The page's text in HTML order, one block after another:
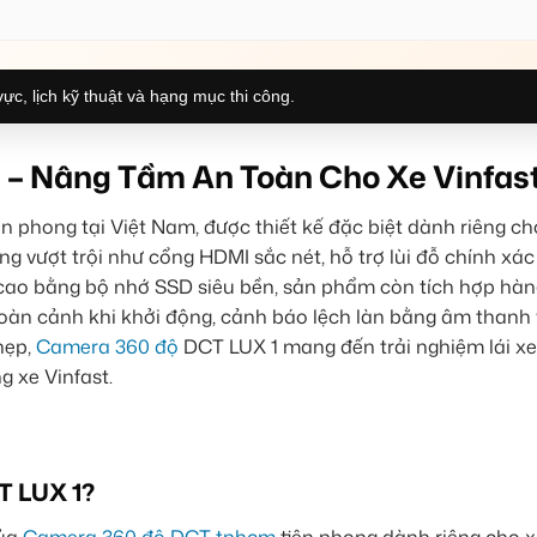
lịch kỹ thuật và hạng mục thi công.
Nâng Tầm An Toàn Cho Xe
phong tại Việt Nam, được thiết kế đặc biệt dành riêng
vượt trội như cổng HDMI sắc nét, hỗ trợ lùi đỗ chính
bằng bộ nhớ SSD siêu bền, sản phẩm còn tích hợp
cảnh khi khởi động, cảnh báo lệch làn bằng âm thanh
Camera 360 độ DCT LUX 1 mang đến trải nghiệm lái
xe Vinfast.
LUX 1?